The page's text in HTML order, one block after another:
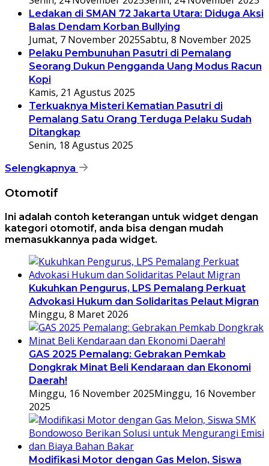
Ledakan di SMAN 72 Jakarta Utara: Diduga Aksi
Balas Dendam Korban Bullying
Jumat, 7 November 2025Sabtu, 8 November 2025
Pelaku Pembunuhan Pasutri di Pemalang
Seorang Dukun Pengganda Uang Modus Racun
Kopi
Kamis, 21 Agustus 2025
Terkuaknya Misteri Kematian Pasutri di
Pemalang Satu Orang Terduga Pelaku Sudah
Ditangkap
Senin, 18 Agustus 2025
Selengkapnya
Otomotif
Ini adalah contoh keterangan untuk widget dengan
kategori otomotif, anda bisa dengan mudah
memasukkannya pada widget.
Kukuhkan Pengurus, LPS Pemalang Perkuat
Advokasi Hukum dan Solidaritas Pelaut Migran
Minggu, 8 Maret 2026
GAS 2025 Pemalang: Gebrakan Pemkab
Dongkrak Minat Beli Kendaraan dan Ekonomi
Daerah!
Minggu, 16 November 2025Minggu, 16 November
2025
Modifikasi Motor dengan Gas Melon, Siswa